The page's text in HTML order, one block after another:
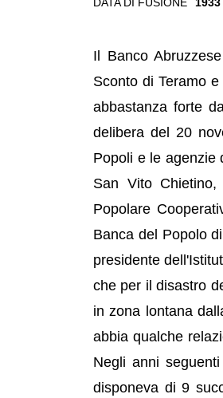
Il Banco
Sconto di Teramo
abbastanza forte
delibera del 20
Popoli e le agenzie
San Vito
Popolare
Banca del Popolo
presidente
che per il disastro
in zona lontana
abbia qualche
Negli anni
disponeva di 9